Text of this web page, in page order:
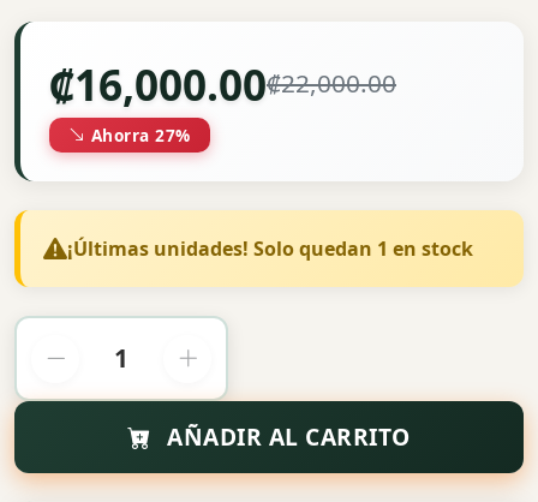
₡16,000.00₡22,000.00
Ahorra 27%
¡Últimas unidades! Solo quedan 1 en stock
AÑADIR AL CARRITO